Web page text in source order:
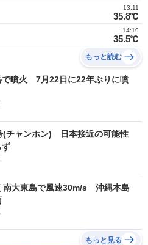
35.8℃
13:11
35.5℃
14:19
もっと読む
で噴火 7月22日に22年ぶりに噴
(チャンホン) 日本接近の可能性
ず
南大東島で風速30m/s 沖縄本島
もっと見る